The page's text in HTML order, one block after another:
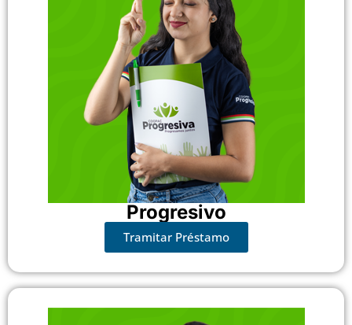
Progresivo
Tramitar Préstamo